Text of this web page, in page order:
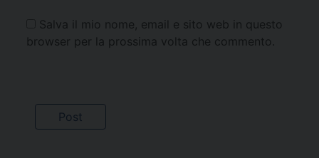
Salva il mio nome, email e sito web in questo
browser per la prossima volta che commento.